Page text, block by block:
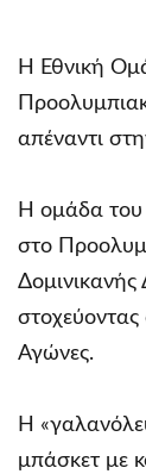
Η Εθνική
απέναντι
Η ομάδα του
στο
Αγώνες.
Η
μπάσκετ με